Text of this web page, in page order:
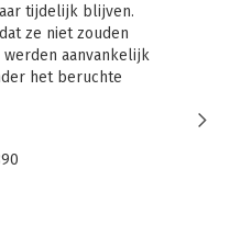
tijdelijk blijven.
ze niet zouden
aanvankelijk
het beruchte
naar huis. Een groot
de waagschaal gesteld
zo in de steek liet. Men
bij sommigen leidde tot